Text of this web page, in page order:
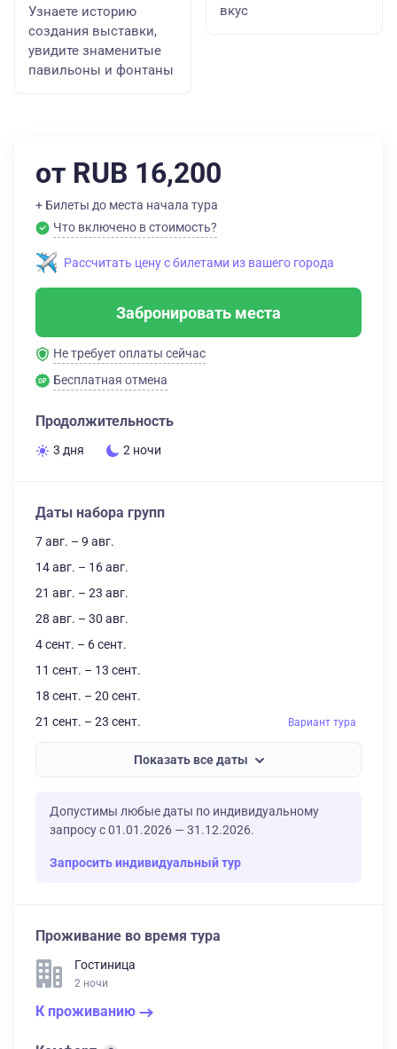
Узнаете историю
создания выставки,
увидите знаменитые
павильоны и фонтаны
вкус
от RUB 16,200
+ Билеты до места начала тура
Что включено в стоимость?
Рассчитать цену с билетами из вашего города
Забронировать места
Не требует оплаты сейчас
Бесплатная отмена
Продолжительность
3 дня 2 ночи
Даты набора групп
7 авг. – 9 авг.
14 авг. – 16 авг.
21 авг. – 23 авг.
28 авг. – 30 авг.
4 сент. – 6 сент.
11 сент. – 13 сент.
18 сент. – 20 сент.
21 сент. – 23 сент.
Вариант тура
Показать все даты
Допустимы любые даты по индивидуальному
запросу с 01.01.2026 — 31.12.2026.
Запросить индивидуальный тур
Проживание во время тура
Гостиница
2 ночи
К проживанию